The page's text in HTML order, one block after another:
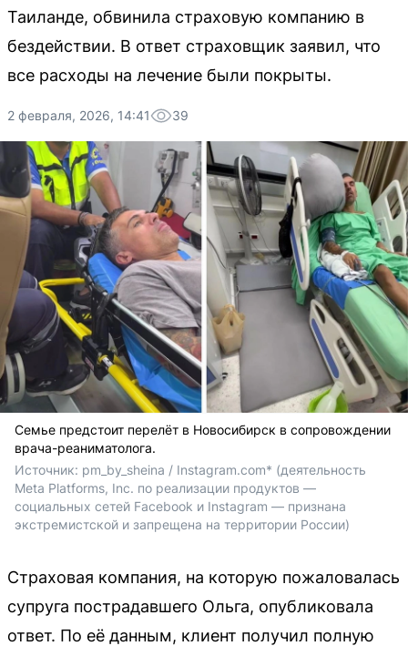
Таиланде, обвинила страховую компанию в
бездействии. В ответ страховщик заявил, что
все расходы на лечение были покрыты.
2 февраля, 2026, 14:41 39
Семье предстоит перелёт в Новосибирск в сопровождении
врача-реаниматолога.
Источник: pm_by_sheina / Instagram.com* (деятельность
Meta Platforms, Inc. по реализации продуктов —
социальных сетей Facebook и Instagram — признана
экстремистской и запрещена на территории России)
Страховая компания, на которую пожаловалась
супруга пострадавшего Ольга, опубликовала
ответ. По её данным, клиент получил полную